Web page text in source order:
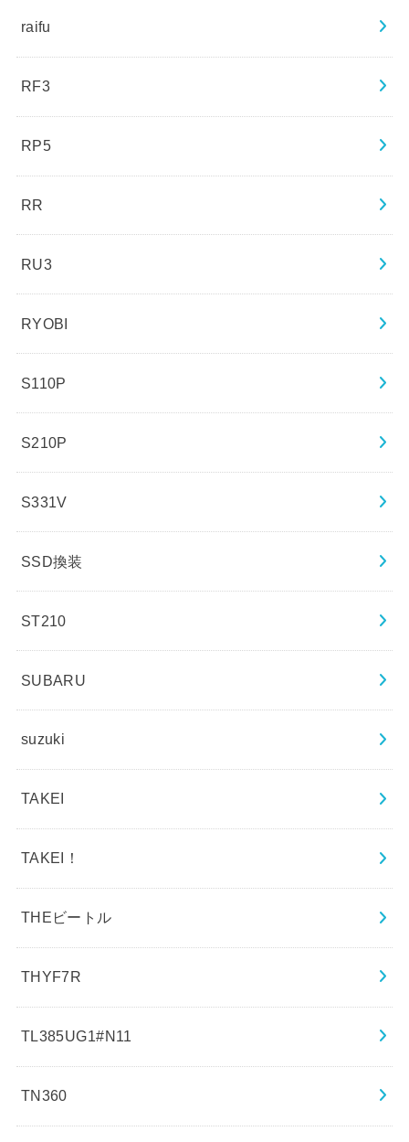
raifu
RF3
RP5
RR
RU3
RYOBI
S110P
S210P
S331V
SSD換装
ST210
SUBARU
suzuki
TAKEI
TAKEI！
THEビートル
THYF7R
TL385UG1#N11
TN360